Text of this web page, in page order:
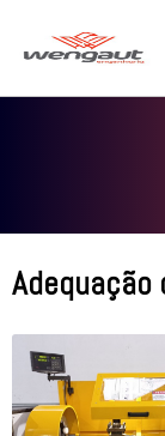
Adequação